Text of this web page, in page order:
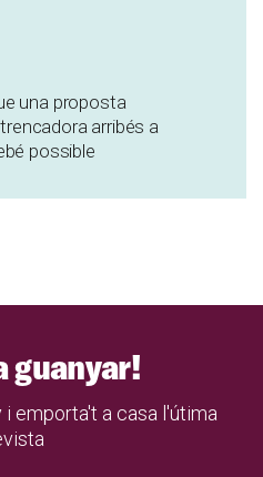
una proposta
arribés a
possible
guanyar!
emporta't a casa l'útima